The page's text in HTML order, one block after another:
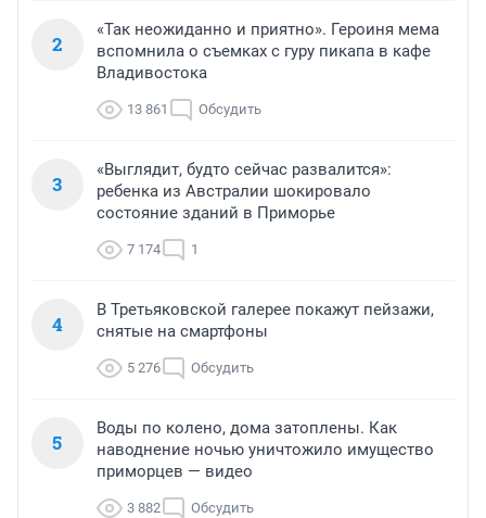
2
«Так неожиданно и приятно». Героиня мема
вспомнила о съемках с гуру пикапа в кафе
Владивостока
13 861 Обсудить
3
«Выглядит, будто сейчас развалится»:
ребенка из Австралии шокировало
состояние зданий в Приморье
7 174 1
4
В Третьяковской галерее покажут пейзажи,
снятые на смартфоны
5 276 Обсудить
5
Воды по колено, дома затоплены. Как
наводнение ночью уничтожило имущество
приморцев — видео
3 882 Обсудить